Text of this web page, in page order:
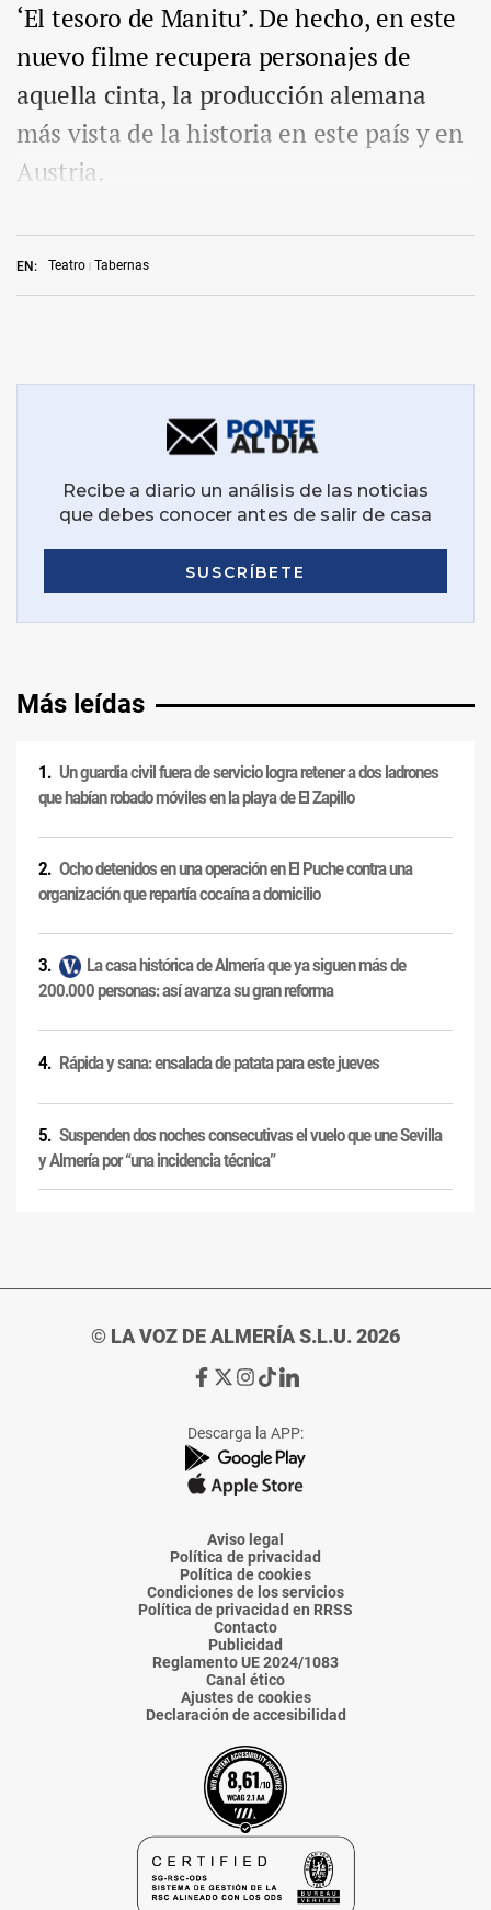
EN: Teatro Tabernas
‘El tesoro de Manitu’. De hecho, en este
nuevo filme recupera personajes de
aquella cinta, la producción alemana
más vista de la historia en este país y en
Austria.
Más leídas
Un guardia civil fuera de servicio logra retener a dos ladrones
que habían robado móviles en la playa de El Zapillo
Ocho detenidos en una operación en El Puche contra una
organización que repartía cocaína a domicilio
La casa histórica de Almería que ya siguen más de
200.000 personas: así avanza su gran reforma
Rápida y sana: ensalada de patata para este jueves
Suspenden dos noches consecutivas el vuelo que une Sevilla
y Almería por “una incidencia técnica”
© LA VOZ DE ALMERÍA S.L.U. 2026
Ir
de
La
Voz
Almería
Ir
de
La
Voz
Almería
Ir
de
La
Voz
Almería
Ir
de
La
Voz
Almería
Ir
de
La
Voz
Descarga la APP:
Aviso legal
Política de privacidad
Política de cookies
Condiciones de los servicios
Política de privacidad en RRSS
Contacto
Publicidad
Reglamento UE 2024/1083
Canal ético
Ajustes de cookies
Declaración de accesibilidad